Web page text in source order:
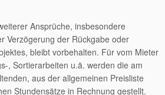
Ansprüche, insbesondere
Verzögerung der Rückgabe oder
bleibt vorbehalten. Für vom Mieter
, Sortierarbeiten u.ä. werden die am
aus der allgemeinen Preisliste
Stundensätze in Rechnung gestellt.